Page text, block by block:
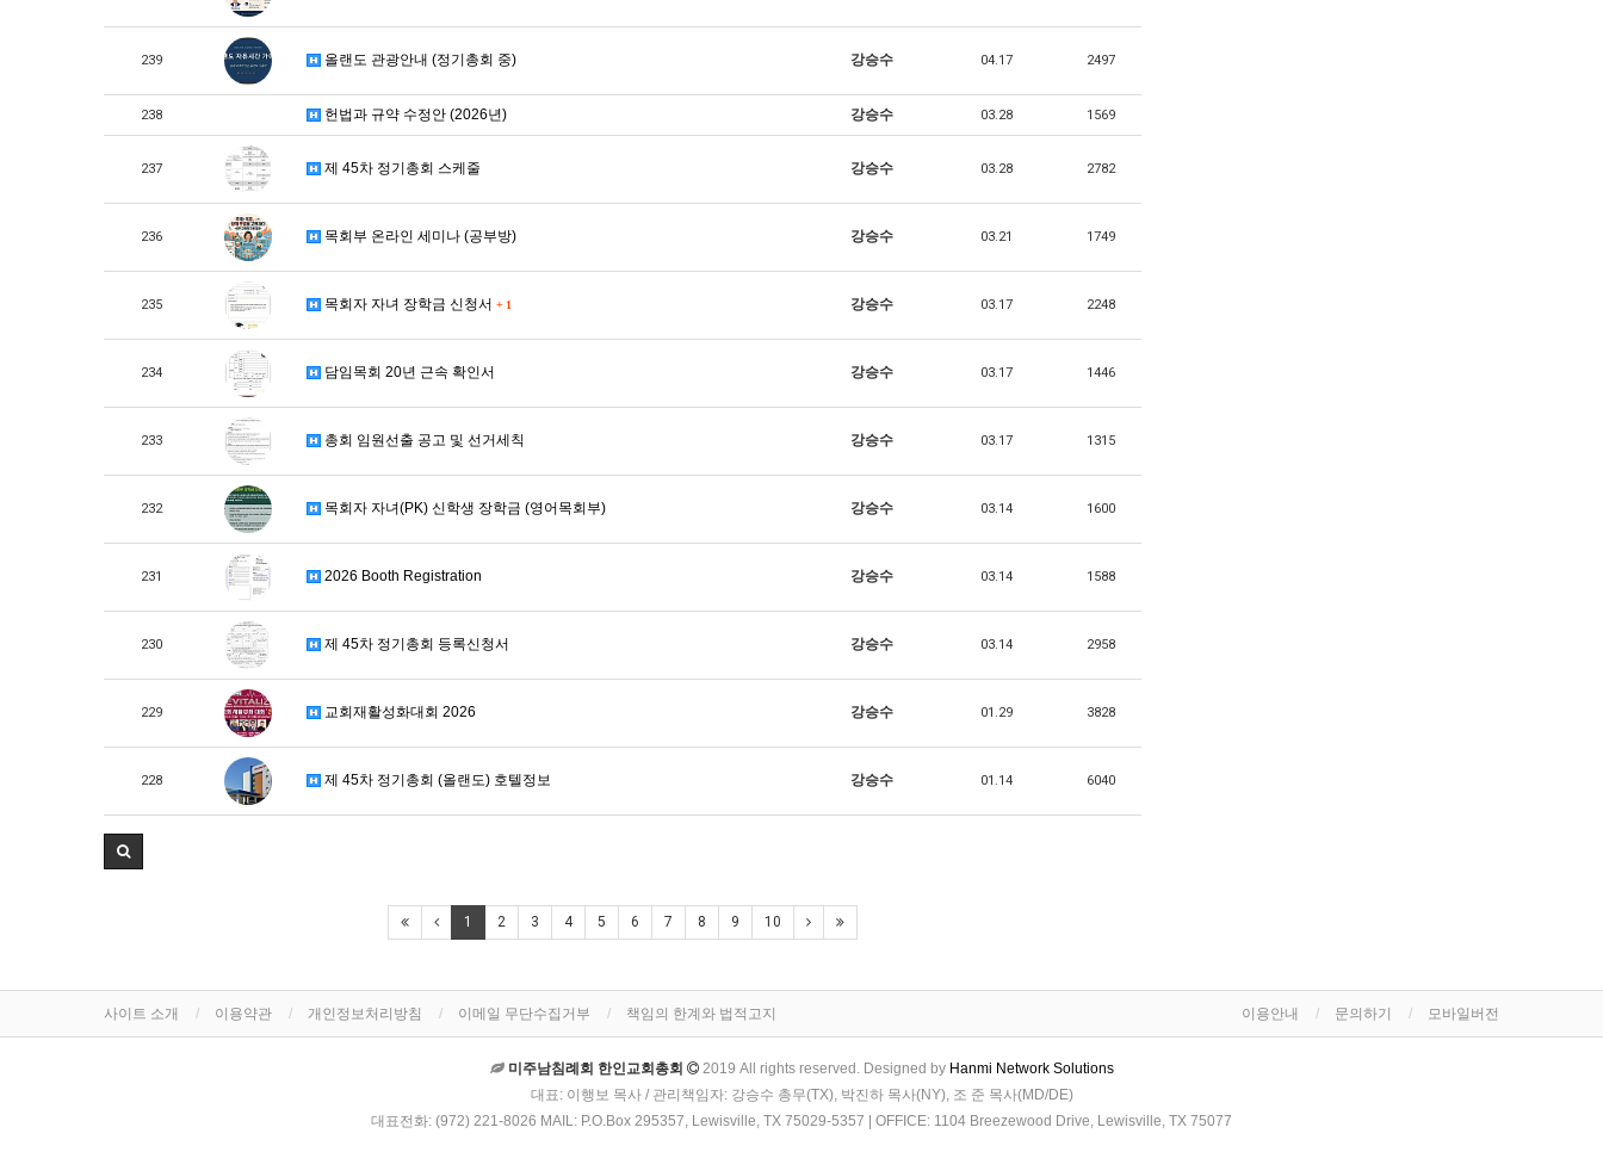
239 올랜도 관광안내 (정기총회 중) 강승수 04.17 2497
238 헌법과 규약 수정안 (2026년) 강승수 03.28 1569
237 제 45차 정기총회 스케줄 강승수 03.28 2782
236 목회부 온라인 세미나 (공부방) 강승수 03.21 1749
235 목회자 자녀 장학금 신청서 + 1 강승수 03.17 2248
234 담임목회 20년 근속 확인서 강승수 03.17 1446
233 총회 임원선출 공고 및 선거세칙 강승수 03.17 1315
232 목회자 자녀(PK) 신학생 장학금 (영어목회부) 강승수 03.14 1600
231 2026 Booth Registration 강승수 03.14 1588
230 제 45차 정기총회 등록신청서 강승수 03.14 2958
229 교회재활성화대회 2026 강승수 01.29 3828
228 제 45차 정기총회 (올랜도) 호텔정보 강승수 01.14 6040
1 2 3 4 5 6 7 8 9 10
사이트 소개 이용약관 개인정보처리방침 이메일 무단수집거부 책임의 한계와 법적고지 이용안내 문의하기 모바일버전
미주남침례회 한인교회총회 2019 All rights reserved. Designed by Hanmi Network Solutions
대표: 이행보 목사 / 관리책임자: 강승수 총무(TX), 박진하 목사(NY), 조 준 목사(MD/DE)
대표전화: (972) 221-8026 MAIL: P.O.Box 295357, Lewisville, TX 75029-5357 | OFFICE: 1104 Breezewood Drive, Lewisville, TX 75077